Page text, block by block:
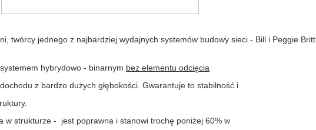
twórcy jednego z najbardziej wydajnych systemów budowy sieci - Bill i Peggie Britt
hybrydowo - binarnym bez elementu odcięcia
z bardzo dużych głębokości. Gwarantuje to stabilność i
w strukturze - jest poprawna i stanowi trochę poniżej 60% w